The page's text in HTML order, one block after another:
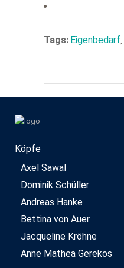
Tags: Eigenbedarf
Köpfe
Axel Sawal
Dominik Schüller
Andreas Hanke
Bettina von Auer
Jacqueline Kröhne
Anne Mathea Gerekos